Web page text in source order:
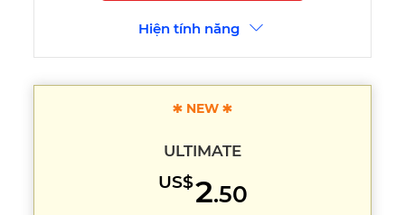
Hiện tính năng
PHỔ BIẾN NHẤT
* NEW *
ULTIMATE
US$2.50